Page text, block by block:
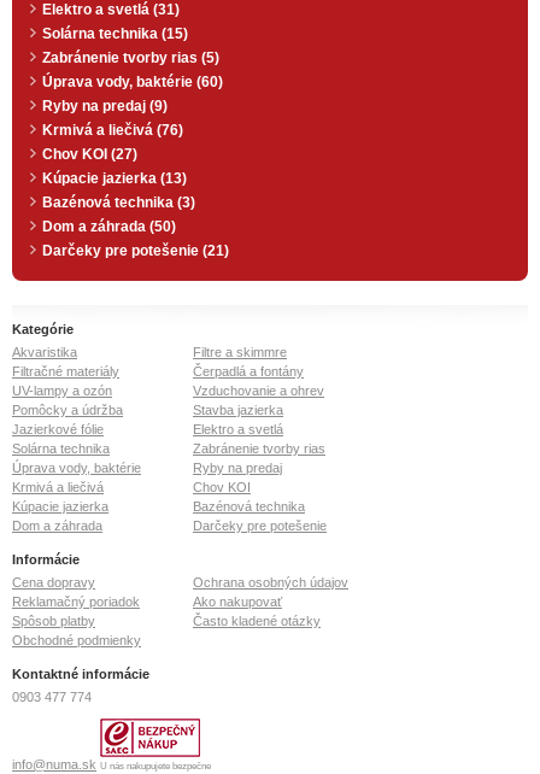
Elektro a svetlá (31)
Solárna technika (15)
Zabránenie tvorby rias (5)
Úprava vody, baktérie (60)
Ryby na predaj (9)
Krmivá a liečivá (76)
Chov KOI (27)
Kúpacie jazierka (13)
Bazénová technika (3)
Dom a záhrada (50)
Darčeky pre potešenie (21)
Kategórie
Akvaristika
Filtre a skimmre
Filtračné materiály
Čerpadlá a fontány
UV-lampy a ozón
Vzduchovanie a ohrev
Pomôcky a údržba
Stavba jazierka
Jazierkové fólie
Elektro a svetlá
Solárna technika
Zabránenie tvorby rias
Úprava vody, baktérie
Ryby na predaj
Krmivá a liečivá
Chov KOI
Kúpacie jazierka
Bazénová technika
Dom a záhrada
Darčeky pre potešenie
Informácie
Cena dopravy
Ochrana osobných údajov
Reklamačný poriadok
Ako nakupovať
Spôsob platby
Často kladené otázky
Obchodné podmienky
Kontaktné informácie
0903 477 774
info@numa.sk U nás nakupujete bezpečne